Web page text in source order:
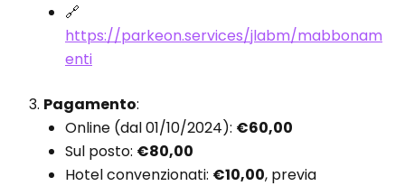
🔗
https://parkeon.services/jlabm/mabbonam
enti
Pagamento:
Online (dal 01/10/2024): €60,00
Sul posto: €80,00
Hotel convenzionati: €10,00, previa